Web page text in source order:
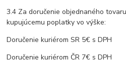
3.4 Za doručenie objednaného
kupujúcemu poplatky vo výške:
Doručenie kuriérom SR 5€ s DPH
Doručenie kuriérom ČR 7€ s DPH